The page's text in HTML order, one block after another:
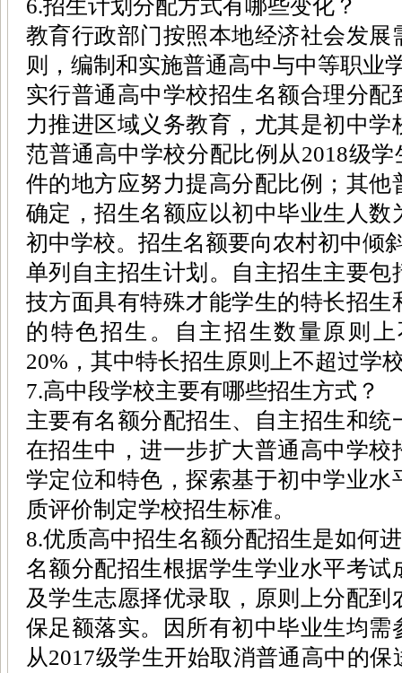
6.招生计划分配方式有哪些变化？
教育行政部门按照本地经济社会发
则，编制和实施普通高中与中等职业
实行普通高中学校招生名额合理分
力推进区域义务教育，尤其是初中
范普通高中学校分配比例从2018级
件的地方应努力提高分配比例；其
确定，招生名额应以初中毕业生人
初中学校。招生名额要向农村初中倾
单列自主招生计划。自主招生主要
技方面具有特殊才能学生的特长招
的特色招生。自主招生数量原则
20%，其中特长招生原则上不超过学
7.高中段学校主要有哪些招生方式？
主要有名额分配招生、自主招生和
在招生中，进一步扩大普通高中学
学定位和特色，探索基于初中学业
质评价制定学校招生标准。
8.优质高中招生名额分配招生是如何
名额分配招生根据学生学业水平考
及学生志愿择优录取，原则上分配
保足额落实。因所有初中毕业生均
从2017级学生开始取消普通高中的